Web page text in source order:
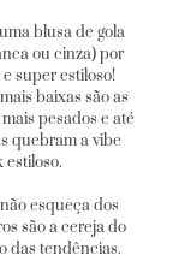
blusa de gola
ou cinza) por
super estiloso!
baixas são as
pesados e até
quebram a vibe
estiloso.
esqueça dos
são a cereja do
das tendências.